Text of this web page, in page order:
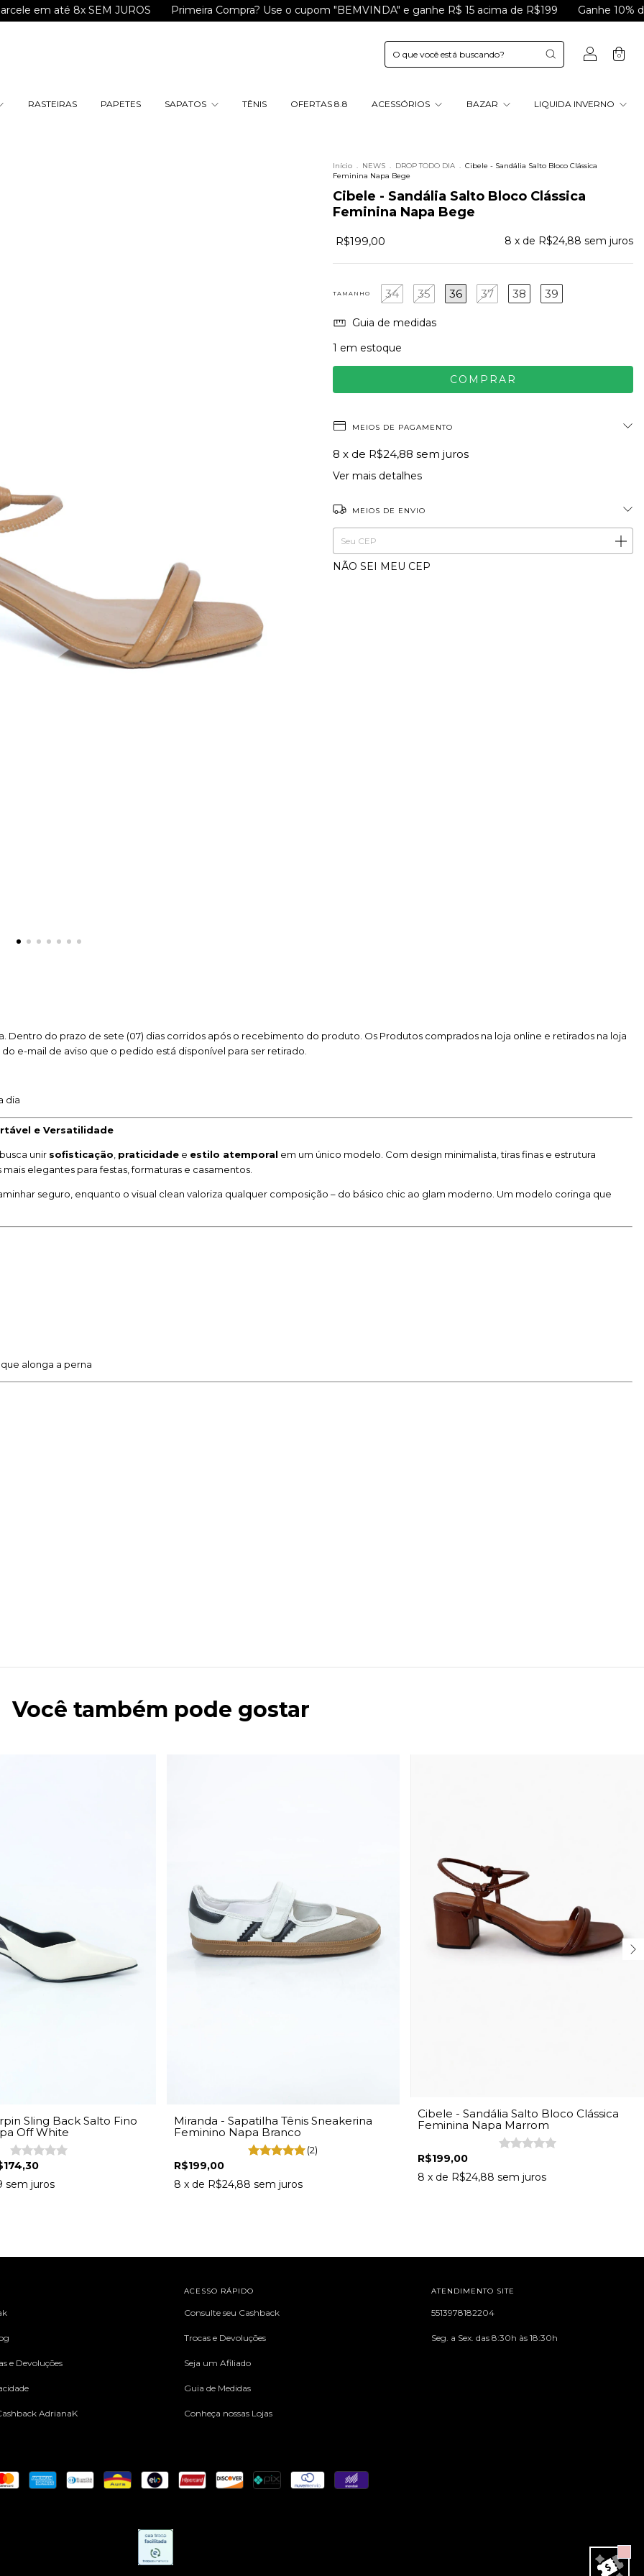
8x SEM JUROS Primeira Compra? Use o cupom "BEMVINDA" e ganhe R$ 15 acima de R$199 Ganhe 10% de
0
RASTEIRAS PAPETES SAPATOS TÊNIS OFERTAS 8.8 ACESSÓRIOS BAZAR LIQUIDA INVERNO
Início . NEWS . DROP TODO DIA . Cibele - Sandália Salto Bloco Clássica
Feminina Napa Bege
Cibele - Sandália Salto Bloco Clássica
Feminina Napa Bege
R$199,00 8 x de R$24,88 sem juros
TAMANHO 34 35 36 37 38 39
Guia de medidas
1 em estoque
MEIOS DE PAGAMENTO
8 x de R$24,88 sem juros
Ver mais detalhes
MEIOS DE ENVIO
Entregas para o CEP: ALTERAR CEP
NÃO SEI MEU CEP
Dentro do prazo de sete (07) dias corridos após o recebimento do produto. Os Produtos comprados na loja online e retirados na loja
e-mail de aviso que o pedido está disponível para ser retirado.
dia
e Versatilidade
unir sofisticação praticidade e estilo atemporal em um único modelo. Com design minimalista, tiras finas e estrutura
elegantes para festas, formaturas e casamentos.
seguro, enquanto o visual clean valoriza qualquer composição – do básico chic ao glam moderno. Um modelo coringa que
alonga a perna
Você também pode gostar
Sling Back Salto Fino
Off White
sem juros
Miranda - Sapatilha Tênis Sneakerina
Feminino Napa Branco
(2)
R$199,00
8 x de R$24,88 sem juros
Cibele - Sandália Salto Bloco Clássica
Feminina Napa Marrom
R$199,00
8 x de R$24,88 sem juros
e Devoluções
AdrianaK
ACESSO RÁPIDO
Consulte seu Cashback
Trocas e Devoluções
Seja um Afiliado
Guia de Medidas
Conheça nossas Lojas
ATENDIMENTO SITE
5513978182204
Seg. a Sex. das 8:30h às 18:30h